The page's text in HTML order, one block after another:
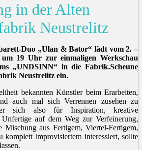
in der Alten
Neustrelitz
Duo „Ulan & Bator“ lädt vom 2. –
19 Uhr zur einmaligen Werkschau
„UNDSINN“ in die Fabrik.Scheune
Neustrelitz ein.
bekannten Künstler beim Erarbeiten,
auch mal sich Verrennen zusehen zu
sich also für Inspiration, kreative
Unfertige auf dem Weg zur Verfeinerung,
Mischung aus Fertigem, Viertel-Fertigem,
komplett Improvisiertem interessiert, sollte